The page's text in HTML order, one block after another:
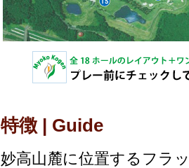
特徴 | Guide
妙高山麓に位置するフラ